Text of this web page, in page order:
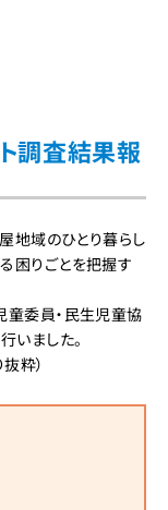
調査結果報
地域のひとり暮らし
困りごとを把握す
童委員・民生児童協
いました。
粋）